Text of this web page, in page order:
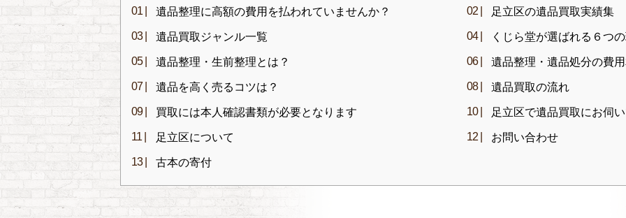
遺品整理に高額の費用を払われていませんか？ 足立区の遺品買取実績集
遺品買取ジャンル一覧 くじら堂が選ばれる６つ
遺品整理・生前整理とは？ 遺品整理・遺品処分の費
遺品を高く売るコツは？ 遺品買取の流れ
買取には本人確認書類が必要となります 足立区で遺品買取にお伺
足立区について お問い合わせ
古本の寄付